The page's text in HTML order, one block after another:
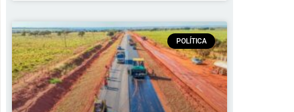
POLÍTICA